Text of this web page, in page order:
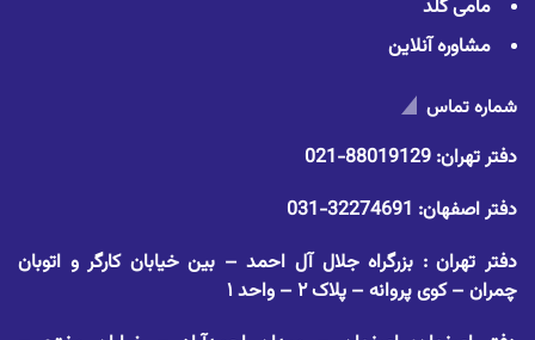
مامی گلد
مشاوره آنلاین
شماره تماس
دفتر تهران: 88019129-021
دفتر اصفهان: 32274691-031
دفتر تهران : بزرگراه جلال آل احمد – بین خیابان کارگر و اتوبان
چمران – کوی پروانه – پلاک ۲ – واحد ۱